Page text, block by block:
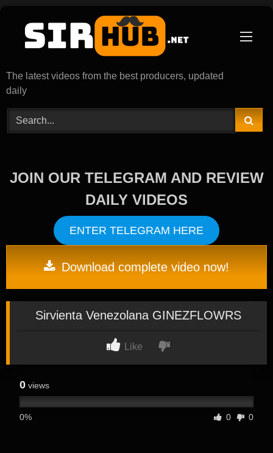
content
The latest videos from the best producers, updated
daily
JOIN OUR TELEGRAM AND REVIEW
DAILY VIDEOS
ENTER TELEGRAM HERE
Download complete video now!
Sirvienta Venezolana GINEZFLOWRS
Like
0 views
0% 0 0